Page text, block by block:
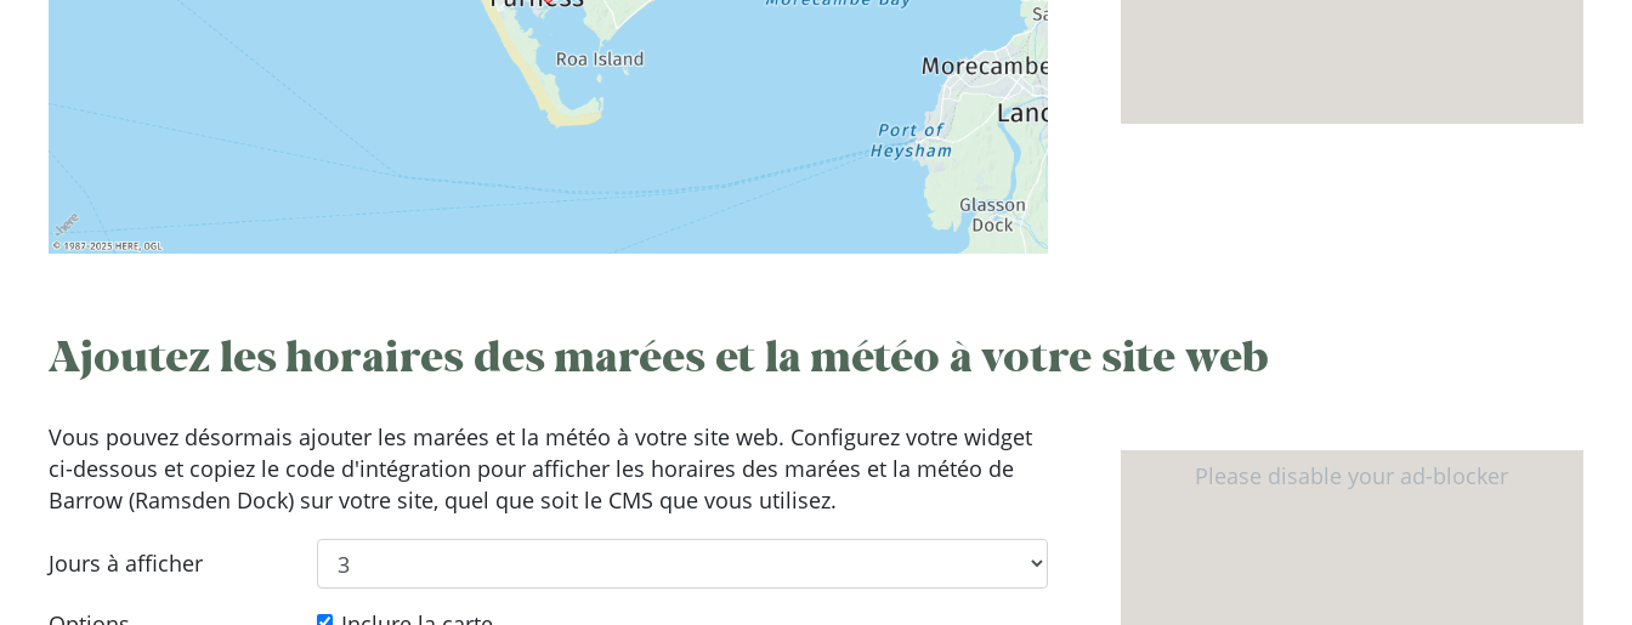
Ajoutez les horaires des marées et la météo à votre site web
Vous pouvez désormais ajouter les marées et la météo à votre site web. Configurez votre widget
ci-dessous et copiez le code d'intégration pour afficher les horaires des marées et la météo de
Barrow (Ramsden Dock) sur votre site, quel que soit le CMS que vous utilisez.
Jours à afficher